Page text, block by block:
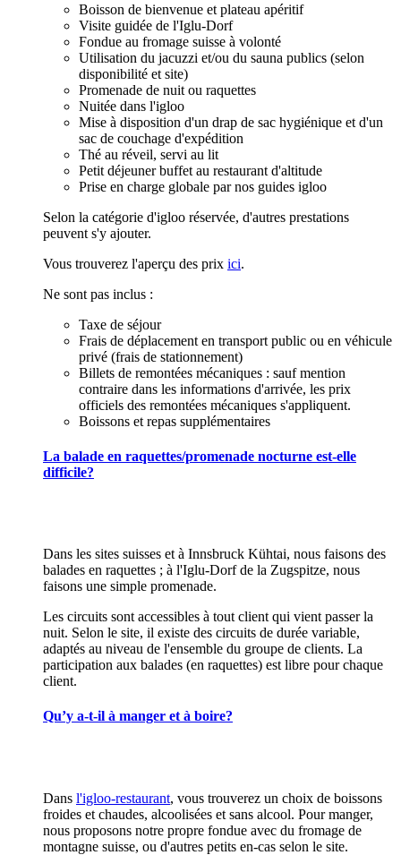
Boisson de bienvenue et plateau apéritif
Visite guidée de l'Iglu-Dorf
Fondue au fromage suisse à volonté
Utilisation du jacuzzi et/ou du sauna publics (selon
disponibilité et site)
Promenade de nuit ou raquettes
Nuitée dans l'igloo
Mise à disposition d'un drap de sac hygiénique et d'un
sac de couchage d'expédition
Thé au réveil, servi au lit
Petit déjeuner buffet au restaurant d'altitude
Prise en charge globale par nos guides igloo
Selon la catégorie d'igloo réservée, d'autres prestations
peuvent s'y ajouter.
Vous trouverez l'aperçu des prix ici.
Ne sont pas inclus :
Taxe de séjour
Frais de déplacement en transport public ou en véhicule
privé (frais de stationnement)
Billets de remontées mécaniques : sauf mention
contraire dans les informations d'arrivée, les prix
officiels des remontées mécaniques s'appliquent.
Boissons et repas supplémentaires
La balade en raquettes/promenade nocturne est-elle
difficile?
Dans les sites suisses et à Innsbruck Kühtai, nous faisons des
balades en raquettes ; à l'Iglu-Dorf de la Zugspitze, nous
faisons une simple promenade.
Les circuits sont accessibles à tout client qui vient passer la
nuit. Selon le site, il existe des circuits de durée variable,
adaptés au niveau de l'ensemble du groupe de clients. La
participation aux balades (en raquettes) est libre pour chaque
client.
Qu’y a-t-il à manger et à boire?
Dans l'igloo-restaurant, vous trouverez un choix de boissons
froides et chaudes, alcoolisées et sans alcool. Pour manger,
nous proposons notre propre fondue avec du fromage de
montagne suisse, ou d'autres petits en-cas selon le site.